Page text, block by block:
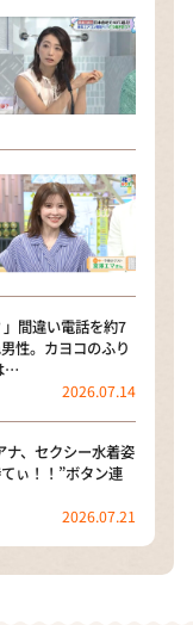
」間違い電話を約7
性。カヨコのふり
…
2026.07.14
ナ、セクシー水着姿
ぃ！！”ボタン連
2026.07.21